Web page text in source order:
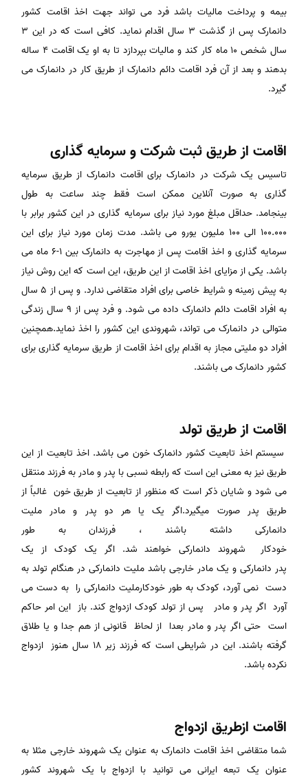
بیمه و پرداخت مالیات باشد فرد می تواند جهت اخذ اقامت کشور
دانمارک پس از گذشت ۳ سال اقدام نماید. کافی است که در این ۳
سال شخص ۱۰ ماه کار کند و مالیات بپردازد تا به او یک اقامت ۴ ساله
بدهند و بعد از آن فرد اقامت دائم دانمارک از طریق کار در دانمارک می
گیرد.
اقامت از طریق ثبت شرکت و سرمایه گذاری
تاسیس یک شرکت در دانمارک برای اقامت دانمارک از طریق سرمایه
گذاری به صورت آنلاین ممکن است فقط چند ساعت به طول
بینجامد. حداقل مبلغ مورد نیاز برای سرمایه گذاری در این کشور برابر با
100.000 الی 100 ملیون یورو می باشد. مدت زمان مورد نیاز برای این
سرمایه گذاری و اخذ اقامت پس از مهاجرت به دانمارک بین 1-6 ماه می
باشد. یکی از مزایای اخذ اقامت از این طریق، این است که این روش نیاز
به پیش زمینه و شرایط خاصی برای افراد متقاضی ندارد. و پس از 5 سال
به افراد اقامت دائم دانمارک داده می شود. و فرد پس از 9 سال زندگی
متوالی در دانمارک می تواند، شهروندی این کشور را اخذ نماید.همچنین
افراد دو ملیتی مجاز به اقدام برای اخذ اقامت از طریق سرمایه گذاری برای
کشور دانمارک می باشند.
اقامت از طریق تولد
سیستم اخذ تابعیت کشور دانمارک خون می باشد. اخذ تابعیت از این
طریق نیز به معنی این است که رابطه نسبی با پدر و مادر به فرزند منتقل
می شود و شایان ذکر است که منظور از تابعیت از طریق خون غالباً از
طریق پدر صورت میگیرد.اگر یک یا هر دو پدر و مادر ملیت
دانمارکی داشته باشند ، فرزندان به طور
خودکار شهروند دانمارکی خواهند شد. اگر یک کودک از یک
پدر دانمارکی و یک مادر خارجی باشد ملیت دانمارکی در هنگام تولد به
دست نمی آورد، کودک به طور خودکارملیت دانمارکی را به دست می
آورد اگر پدر و مادر پس از تولد کودک ازدواج کند. باز این امر حاکم
است حتی اگر پدر و مادر بعدا از لحاظ قانونی از هم جدا و یا طلاق
گرفته باشند. این در شرایطی است که فرزند زیر ۱۸ سال هنوز ازدواج
نکرده باشد.
اقامت ازطریق ازدواج
شما متقاضی اخذ اقامت دانمارک به عنوان یک شهروند خارجی مثلا به
عنوان یک تبعه ایرانی می توانید با ازدواج با یک شهروند کشور